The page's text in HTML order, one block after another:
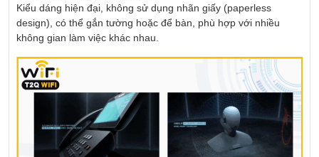
Kiểu dáng hiện đại, không sử dụng nhãn giấy (paperless
design), có thể gắn tường hoặc để bàn, phù hợp với nhiều
không gian làm việc khác nhau.